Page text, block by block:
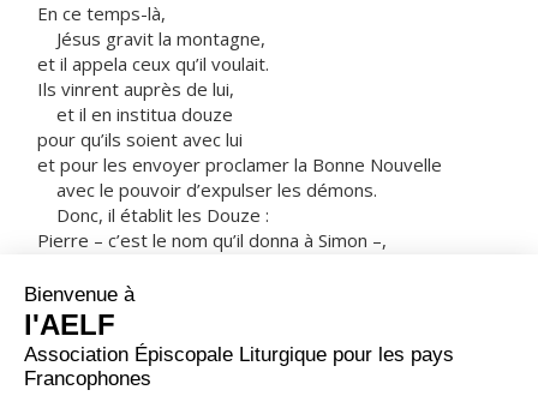
En ce temps-là,
Jésus gravit la montagne,
et il appela ceux qu’il voulait.
Ils vinrent auprès de lui,
et il en institua douze
pour qu’ils soient avec lui
et pour les envoyer proclamer la Bonne Nouvelle
avec le pouvoir d’expulser les démons.
Donc, il établit les Douze :
Pierre – c’est le nom qu’il donna à Simon –,
– il leur donna le nom de « Boanerguès »,
c’est-à-dire : « Fils du tonnerre » –,
André, Philippe, Barthélemy, Matthieu,
Thomas, Jacques, fils d’Alphée,
Thaddée, Simon le Zélote,